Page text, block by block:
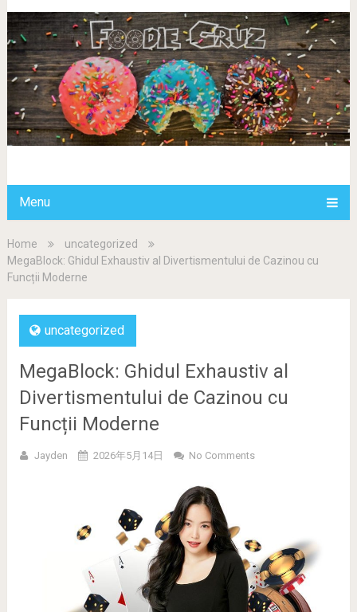
Menu
Home
uncategorized
MegaBlock: Ghidul Exhaustiv al Divertismentului de Cazinou cu
Funcții Moderne
uncategorized
MegaBlock: Ghidul Exhaustiv al
Divertismentului de Cazinou cu
Funcții Moderne
Jayden 2026年5月14日 No Comments